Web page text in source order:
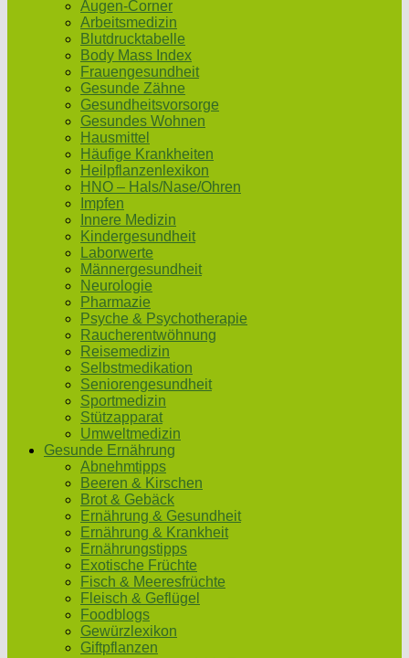
Augen-Corner
Arbeitsmedizin
Blutdrucktabelle
Body Mass Index
Frauengesundheit
Gesunde Zähne
Gesundheitsvorsorge
Gesundes Wohnen
Hausmittel
Häufige Krankheiten
Heilpflanzenlexikon
HNO – Hals/Nase/Ohren
Impfen
Innere Medizin
Kindergesundheit
Laborwerte
Männergesundheit
Neurologie
Pharmazie
Psyche & Psychotherapie
Raucherentwöhnung
Reisemedizin
Selbstmedikation
Seniorengesundheit
Sportmedizin
Stützapparat
Umweltmedizin
Gesunde Ernährung
Abnehmtipps
Beeren & Kirschen
Brot & Gebäck
Ernährung & Gesundheit
Ernährung & Krankheit
Ernährungstipps
Exotische Früchte
Fisch & Meeresfrüchte
Fleisch & Geflügel
Foodblogs
Gewürzlexikon
Giftpflanzen